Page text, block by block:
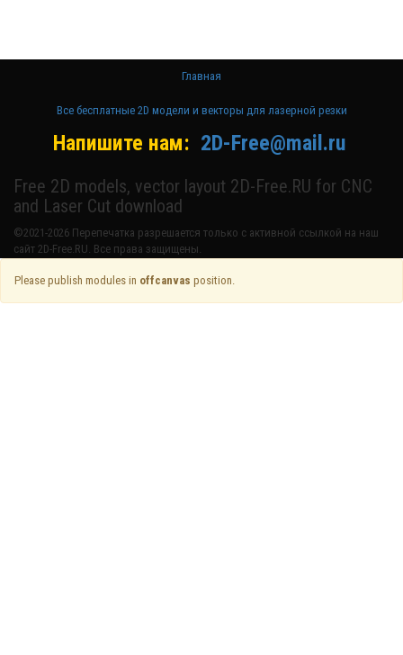
Главная
Все бесплатные 2D модели и векторы для лазерной резки
Напишите нам: 2D-Free@mail.ru
Free 2D models, vector layout 2D-Free.RU for CNC
and Laser Cut download
©2021-2026 Перепечатка разрешается только с активной ссылкой на наш
сайт 2D-Free.RU. Все права защищены.
Please publish modules in offcanvas position.